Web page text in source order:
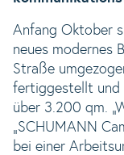
Anfang Oktober
neues modernes
Straße
fertiggestellt und
über 3.200 qm.
„SCHUMANN
bei einer